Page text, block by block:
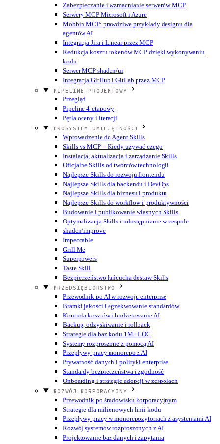
Zabezpieczanie i wzmacnianie serwerów MCP
Serwery MCP Microsoft i Azure
Mobbin MCP: prawdziwe przykłady designu dla
agentów AI
Integracja Jira i Linear przez MCP
Redukcja kosztu tokenów MCP dzięki wykonywaniu
kodu
Serwer MCP shadcn/ui
Integracja GitHub i GitLab przez MCP
PIPELINE PROJEKTOWY
Przegląd
Pipeline 4-etapowy
Pętla oceny i iteracji
EKOSYSTEM UMIEJĘTNOŚCI
Wprowadzenie do Agent Skills
Skills vs MCP -- Kiedy używać czego
Instalacja, aktualizacja i zarządzanie Skills
Oficjalne Skills od twórców technologii
Najlepsze Skills do rozwoju frontendu
Najlepsze Skills dla backendu i DevOps
Najlepsze Skills dla biznesu i produktu
Najlepsze Skills do workflow i produktywności
Budowanie i publikowanie własnych Skills
Optymalizacja Skills i udostępnianie w zespole
shadcn/improve
Impeccable
Grill Me
Superpowers
Taste Skill
Bezpieczeństwo łańcucha dostaw Skills
PRZEDSIĘBIORSTWO
Przewodnik po AI w rozwoju enterprise
Bramki jakości i egzekwowanie standardów
Kontrola kosztów i budżetowanie AI
Backup, odzyskiwanie i rollback
Strategie dla baz kodu 1M+ LOC
Systemy rozproszone z pomocą AI
Przepływy pracy monorepo z AI
Prywatność danych i polityki enterprise
Standardy bezpieczeństwa i zgodność
Onboarding i strategie adopcji w zespołach
ROZWÓJ KORPORACYJNY
Przewodnik po środowisku korporacyjnym
Strategie dla milionowych linii kodu
Przepływy pracy w monorepozytoriach z asystentami AI
Rozwój systemów rozproszonych z AI
Projektowanie baz danych i zapytania